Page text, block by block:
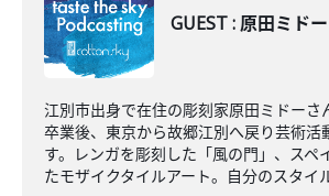
GUEST : 原田ミドー
江別市出身で在住の彫刻家原田ミドーさ
卒業後、東京から故郷江別へ戻り芸術活
す。レンガを彫刻した「風の門」、スペ
たモザイクタイルアート。自分のスタイ